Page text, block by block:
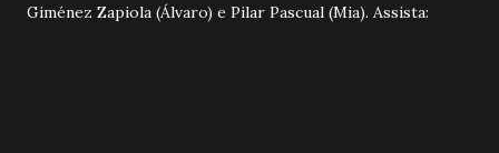
Giménez Zapiola (Álvaro) e Pilar Pascual (Mia). Assista: